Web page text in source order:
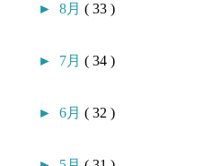
►8月( 33 )
► 7月( 34 )
►6月( 32 )